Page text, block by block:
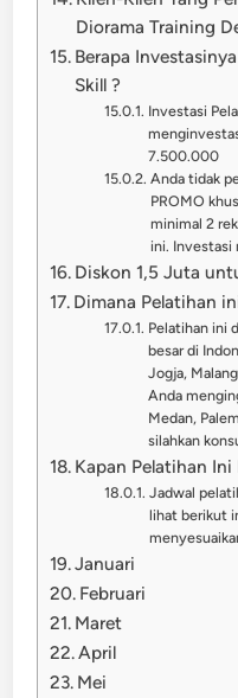
Diorama Training
Berapa
Skill ?
Investasi
7.500.000
Anda tidak
PROMO
minimal 2
ini. Investasi
Diskon 1,5 Juta
Dimana Pelatihan
Pelatihan ini
besar di
Jogja,
Anda
Medan,
silahkan
Kapan Pelatihan Ini
Jadwal
lihat berikut
Januari
Februari
Maret
April
Mei